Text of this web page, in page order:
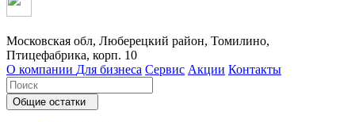
Московская обл, Люберецкий район, Томилино,
Птицефабрика, корп. 10
О компании Для бизнеса Сервис Акции Контакты
Общие остатки